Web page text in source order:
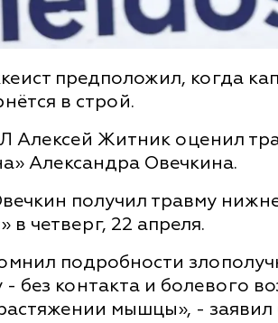
предположил, когда
в строй.
Алексей Житник оценил
Александра Овечкина.
получил травму
в четверг, 22 апреля.
подробности
без контакта и болевого
мышцы», - заявил